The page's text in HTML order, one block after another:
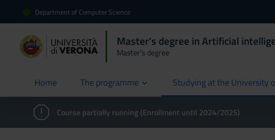
Department of Computer Science
Master's degree in Artificial
Master’s degree
Home
current The programme Studying at the University
Course partially running (Enrollment until 2024/2025)